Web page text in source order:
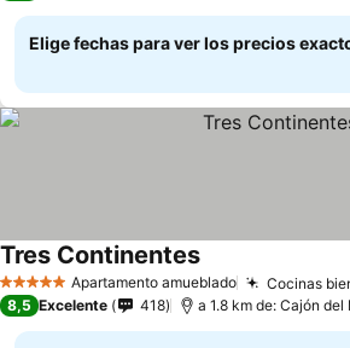
Elige fechas para ver los precios
5 Estrellas Apartamento amueblado
Tres Continentes
8,5 Excelente 418 a 1.8 km de: Cajón del